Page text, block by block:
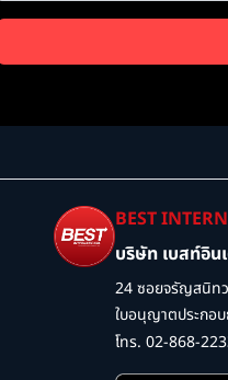
BEST
บริษัท เบสท์อิน
24 ซอยจรัญสนิท
ใบอนุญาตประกอ
โทร. 02-868-